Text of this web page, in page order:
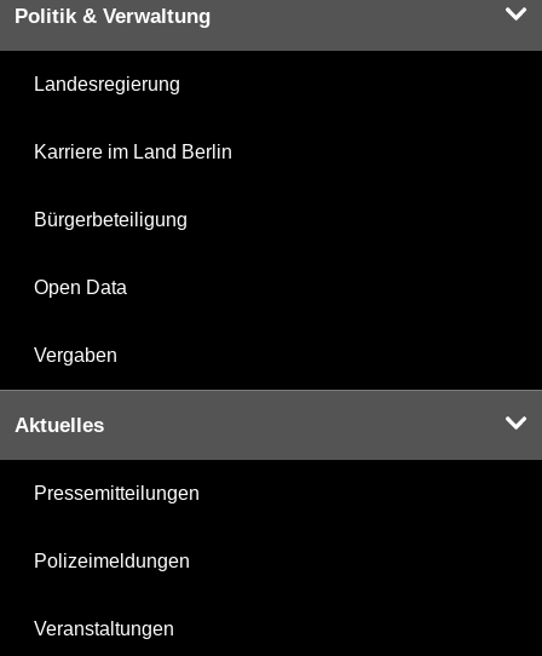
Politik & Verwaltung
Landesregierung
Karriere im Land Berlin
Bürgerbeteiligung
Open Data
Vergaben
Aktuelles
Pressemitteilungen
Polizeimeldungen
Veranstaltungen